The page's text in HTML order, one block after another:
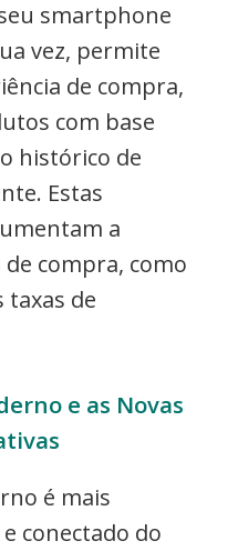
smartphone
vez, permite
de compra,
com base
histórico de
Estas
a
compra, como
de
e as Novas
é mais
conectado do